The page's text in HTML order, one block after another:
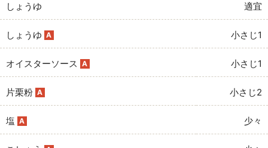
しょうゆ 適宜
しょうゆ A 小さじ1
オイスターソース A 小さじ1
片栗粉 A 小さじ2
塩 A 少々